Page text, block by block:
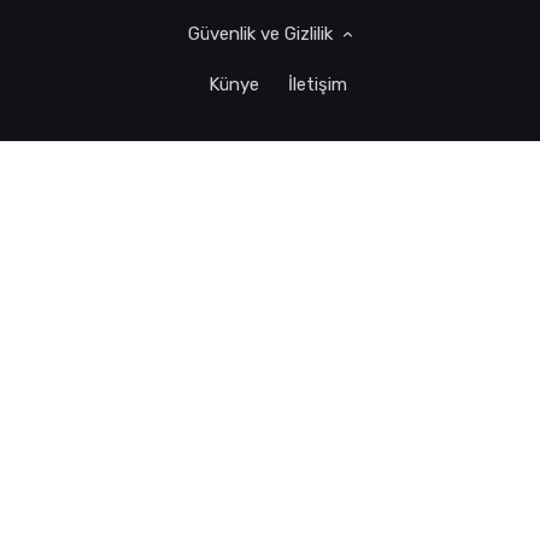
Güvenlik ve Gizlilik
Künye İletişim